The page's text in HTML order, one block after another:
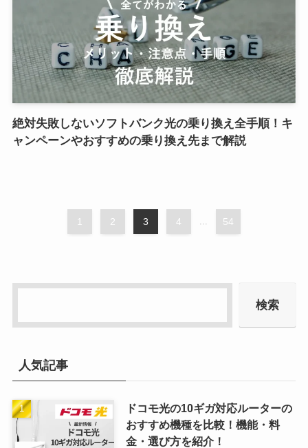
絶対失敗しないソフトバンク光の乗り換え全手順！キ
ャンペーンやおすすめの乗り換え先まで解説
1 2 3 4 ... 54
検索
人気記事
ドコモ光の10ギガ対応ルーターの
おすすめ機種を比較！機能・料
金・選び方を紹介！